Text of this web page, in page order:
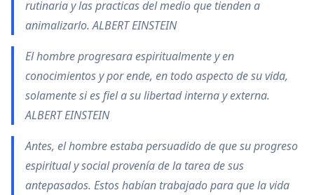
rutinaria y las practicas del medio que tienden a
animalizarlo. ALBERT EINSTEIN
El hombre progresara espiritualmente y en
conocimientos y por ende, en todo aspecto de su vida,
solamente si es fiel a su libertad interna y externa.
ALBERT EINSTEIN
Antes, el hombre estaba persuadido de que su progreso
espiritual y social provenía de la tarea de sus
antepasados. Estos habían trabajado para que la vida